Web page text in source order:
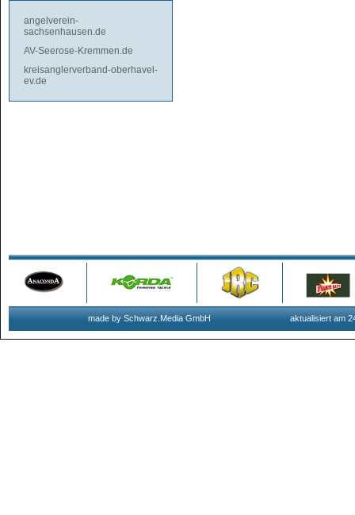
angelverein-
sachsenhausen.de
AV-Seerose-Kremmen.de
kreisanglerverband-oberhavel-
ev.de
made by Schwarz.Media GmbH aktualisiert am